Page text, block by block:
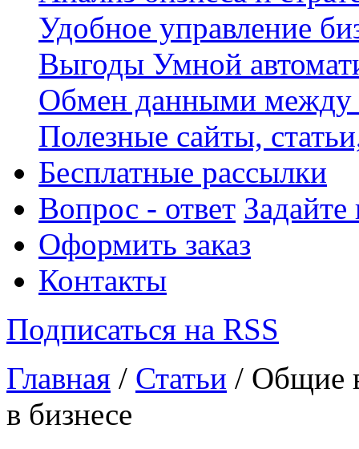
Удобное управление
Выгоды Умной
Обмен данными между
Полезные сайты,
Бесплатные рассылки
Вопрос - ответ
Оформить заказ
Контакты
Подписаться на RSS
Главная / Статьи / Общие
в бизнесе